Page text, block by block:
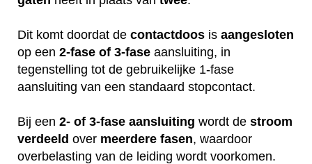
Dit komt doordat de contactdoos is aangesloten
op een 2-fase of 3-fase aansluiting, in
tegenstelling tot de gebruikelijke 1-fase
aansluiting van een standaard stopcontact.
Bij een 2- of 3-fase aansluiting wordt de stroom
verdeeld over meerdere fasen, waardoor
overbelasting van de leiding wordt voorkomen.